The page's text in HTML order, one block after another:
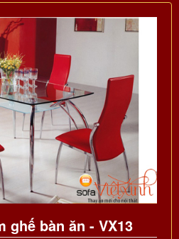
ghế bàn ăn - VX13